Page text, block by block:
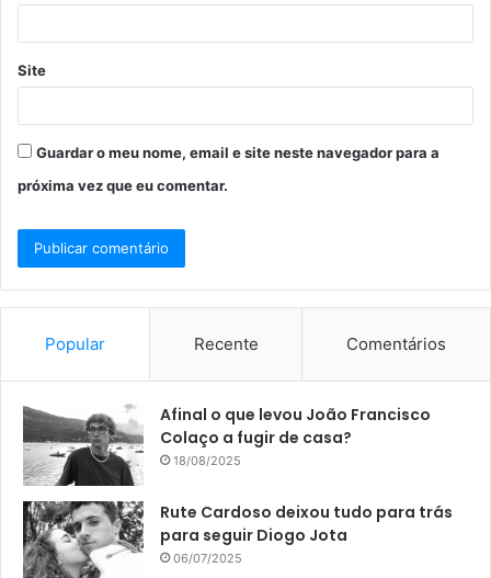
*
Site
Guardar o meu nome, email e site neste navegador para a
próxima vez que eu comentar.
Popular Recente Comentários
Afinal o que levou João Francisco
Colaço a fugir de casa?
18/08/2025
Rute Cardoso deixou tudo para trás
para seguir Diogo Jota
06/07/2025